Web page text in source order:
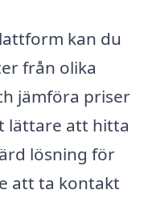
kan du
från olika
jämföra priser
lättare att hitta
lösning för
att ta kontakt